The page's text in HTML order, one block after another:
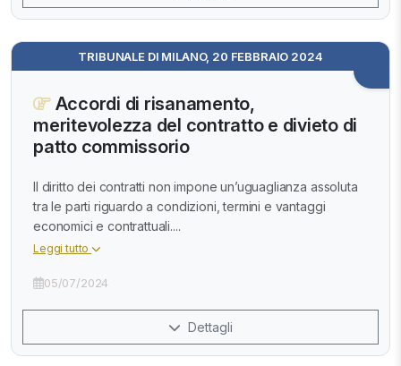
TRIBUNALE DI MILANO, 20 FEBBRAIO 2024
Accordi di risanamento,
meritevolezza del contratto e divieto di
patto commissorio
Il diritto dei contratti non impone un’uguaglianza assoluta
tra le parti riguardo a condizioni, termini e vantaggi
economici e contrattuali....
Leggi tutto
05/07/2024
Dettagli